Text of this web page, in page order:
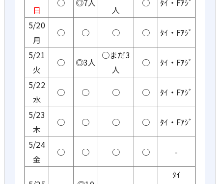
日
○ ◎7人
人
○
ﾀｲ・Fｱｼﾞ
5/20
月
○ ○ ○ ○
ﾀｲ・Fｱｼﾞ
5/21
火
○ ◎3人
○まだ3
人
○
ﾀｲ・Fｱｼﾞ
5/22
水
○ ○ ○ ○
ﾀｲ・Fｱｼﾞ
5/23
木
○ ○ ○ ○
ﾀｲ・Fｱｼﾞ
5/24
金
○ ○ ○ ○ -
ﾀｲ